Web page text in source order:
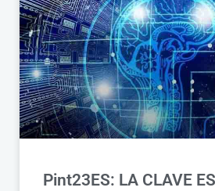
Pint23ES: LA CLAVE